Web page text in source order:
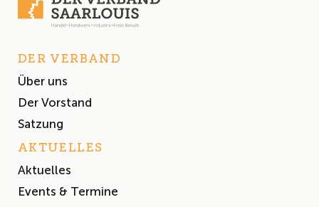
DER VERBAND
Über uns
Der Vorstand
Satzung
AKTUELLES
Aktuelles
Events & Termine